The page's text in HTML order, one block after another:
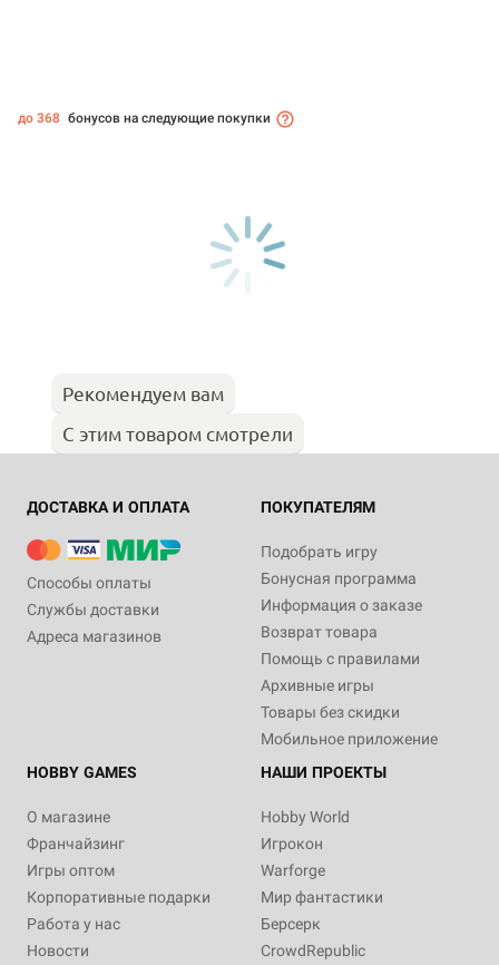
до 368 бонусов на следующие покупки
Рекомендуем вам
С этим товаром смотрели
ДОСТАВКА И ОПЛАТА
Способы оплаты
Службы доставки
Адреса магазинов
ПОКУПАТЕЛЯМ
Подобрать игру
Бонусная программа
Информация о заказе
Возврат товара
Помощь с правилами
Архивные игры
Товары без скидки
Мобильное приложение
HOBBY GAMES
О магазине
Франчайзинг
Игры оптом
Корпоративные подарки
Работа у нас
Новости
НАШИ ПРОЕКТЫ
Hobby World
Игрокон
Warforge
Мир фантастики
Берсерк
CrowdRepublic